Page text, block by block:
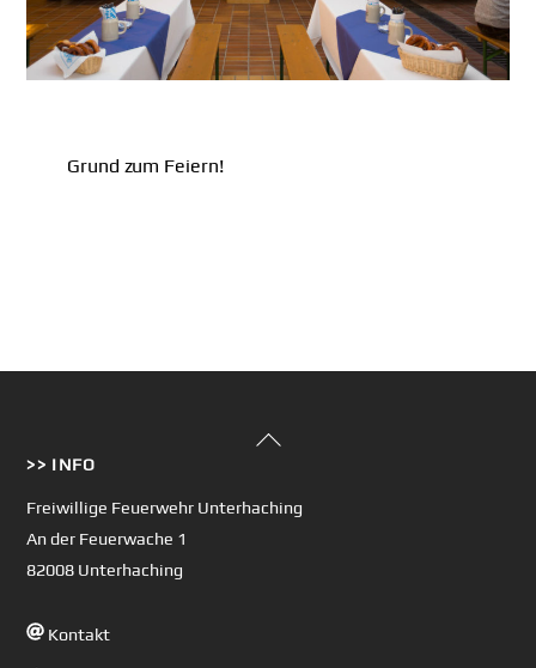
Grund zum Feiern!
Back
>> INFO
Freiwillige Feuerwehr Unterhaching
An der Feuerwache 1
82008 Unterhaching
Kontakt